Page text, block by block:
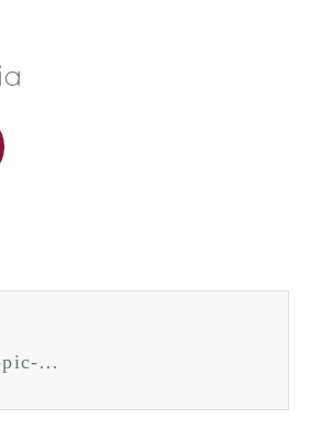
popup-main-pic-2.jpg